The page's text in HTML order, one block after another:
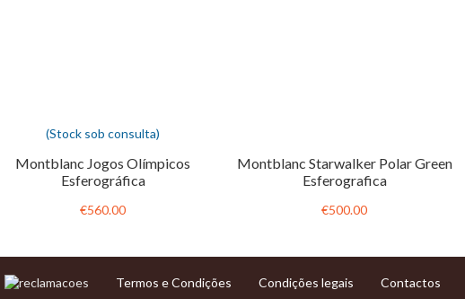
(Stock sob consulta)
Montblanc Jogos Olímpicos
Esferográfica
€560.00
Montblanc Starwalker Polar Green
Esferografica
€500.00
Termos e Condições Condições legais Contactos